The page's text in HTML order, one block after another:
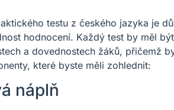
testu z českého jazyka je
hodnocení. Každý test by měl
a dovednostech žáků, přičemž
které byste měli zohlednit:
náplň